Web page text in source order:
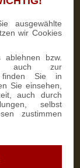
ausgewählte
wir Cookies
bzw.
auch zur
finden Sie in
Sie einsehen,
auch durch
selbst
zustimmen
Bewertungen
Stollen® in
€
PRODUKT